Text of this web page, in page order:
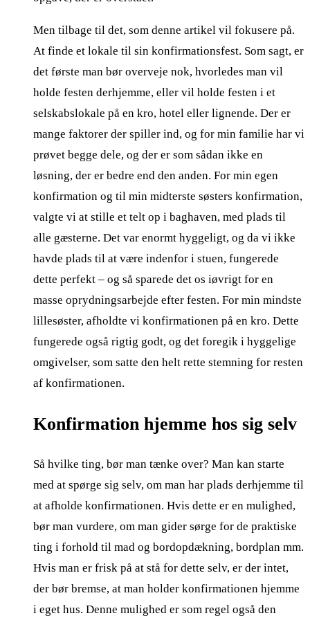
Men tilbage til det, som denne artikel vil fokusere på.
At finde et lokale til sin konfirmationsfest. Som sagt, er
det første man bør overveje nok, hvorledes man vil
holde festen derhjemme, eller vil holde festen i et
selskabslokale på en kro, hotel eller lignende. Der er
mange faktorer der spiller ind, og for min familie har vi
prøvet begge dele, og der er som sådan ikke en
løsning, der er bedre end den anden. For min egen
konfirmation og til min midterste søsters konfirmation,
valgte vi at stille et telt op i baghaven, med plads til
alle gæsterne. Det var enormt hyggeligt, og da vi ikke
havde plads til at være indenfor i stuen, fungerede
dette perfekt – og så sparede det os iøvrigt for en
masse oprydningsarbejde efter festen. For min mindste
lillesøster, afholdte vi konfirmationen på en kro. Dette
fungerede også rigtig godt, og det foregik i hyggelige
omgivelser, som satte den helt rette stemning for resten
af konfirmationen.
Konfirmation hjemme hos sig selv
Så hvilke ting, bør man tænke over? Man kan starte
med at spørge sig selv, om man har plads derhjemme til
at afholde konfirmationen. Hvis dette er en mulighed,
bør man vurdere, om man gider sørge for de praktiske
ting i forhold til mad og bordopdækning, bordplan mm.
Hvis man er frisk på at stå for dette selv, er der intet,
der bør bremse, at man holder konfirmationen hjemme
i eget hus. Denne mulighed er som regel også den